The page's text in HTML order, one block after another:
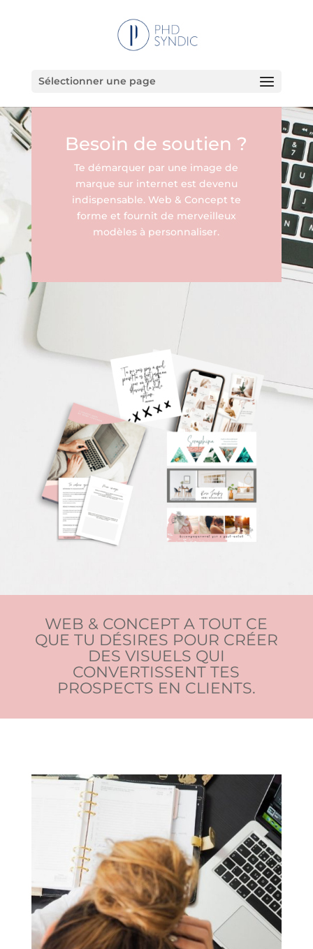
Sélectionner une page
Besoin de soutien ?
Te démarquer par une image de
marque sur internet est devenu
indispensable. Web & Concept te
forme et fournit de merveilleux
modèles à personnaliser.
WEB & CONCEPT A TOUT CE
QUE TU DÉSIRES POUR CRÉER
DES VISUELS QUI
CONVERTISSENT TES
PROSPECTS EN CLIENTS.